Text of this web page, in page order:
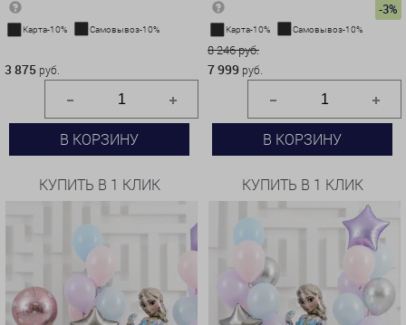
Карта-10% Самовывоз-10%
3 875 руб.
В КОРЗИНУ
КУПИТЬ В 1 КЛИК
-3%
Карта-10% Самовывоз-10%
8 246 руб.
7 999 руб.
В КОРЗИНУ
КУПИТЬ В 1 КЛИК